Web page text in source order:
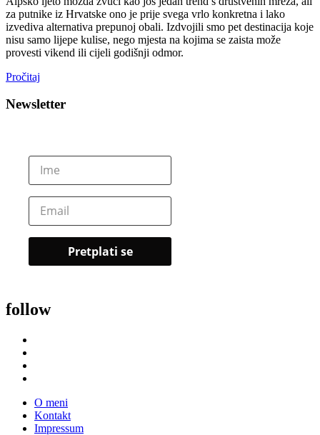
za putnike iz Hrvatske ono je prije svega vrlo konkretna i lako
izvediva alternativa prepunoj obali. Izdvojili smo pet destinacija koje
nisu samo lijepe kulise, nego mjesta na kojima se zaista može
provesti vikend ili cijeli godišnji odmor.
Pročitaj
Newsletter
follow
O meni
Kontakt
Impressum